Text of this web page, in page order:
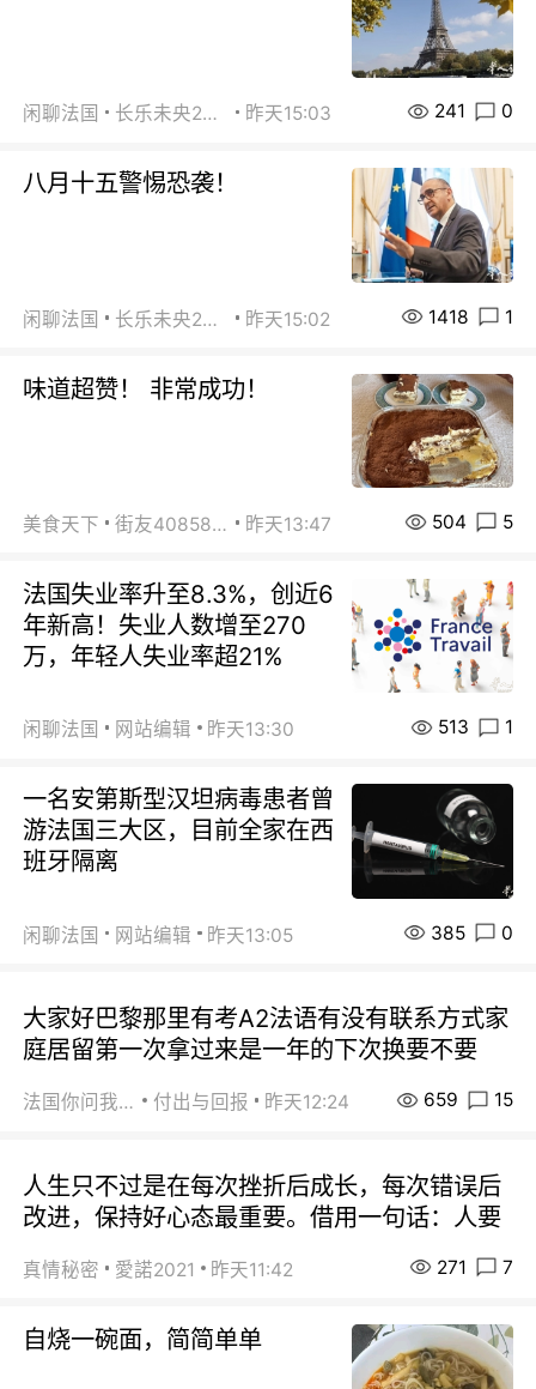
闲聊法国 长乐未央2015 昨天15:03 241 0
八月十五警惕恐袭！
闲聊法国 长乐未央2015 昨天15:02 1418 1
味道超赞！ 非常成功！
美食天下 街友40858442 昨天13:47 504 5
法国失业率升至8.3%，创近6
年新高！失业人数增至270
万，年轻人失业率超21%
闲聊法国 网站编辑 昨天13:30 513 1
一名安第斯型汉坦病毒患者曾
游法国三大区，目前全家在西
班牙隔离
闲聊法国 网站编辑 昨天13:05 385 0
大家好巴黎那里有考A2法语有没有联系方式家
庭居留第一次拿过来是一年的下次换要不要
法国你问我答 付出与回报 昨天12:24 659 15
人生只不过是在每次挫折后成长，每次错误后
改进，保持好心态最重要。借用一句话：人要
真情秘密 愛諾2021 昨天11:42 271 7
自烧一碗面，简简单单